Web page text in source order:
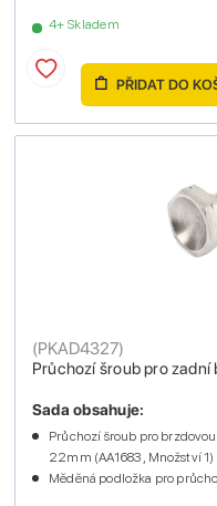
4+ Skladem
PŘIDAT DO
Průchozí šroub pro
(PKAD4327)
Sada obsahuje:
Průchozí šroub pro
22mm (AA1683 , Množství 1)
Měděná podložka pro